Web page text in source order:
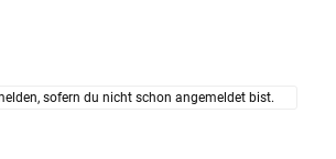
sofern du nicht schon angemeldet bist.